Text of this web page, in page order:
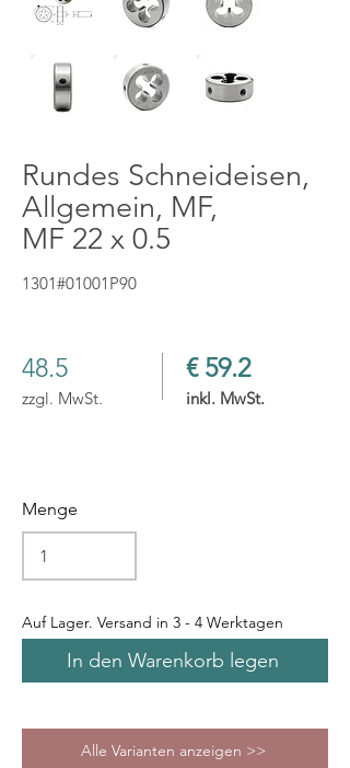
Rundes Schneideisen,
Allgemein, MF,
MF 22 x 0.5
1301#01001P90
48.5
zzgl. MwSt.
€ 59.2
inkl. MwSt.
Menge
Auf Lager. Versand in 3 - 4 Werktagen
In den Warenkorb legen
Alle Varianten anzeigen >>